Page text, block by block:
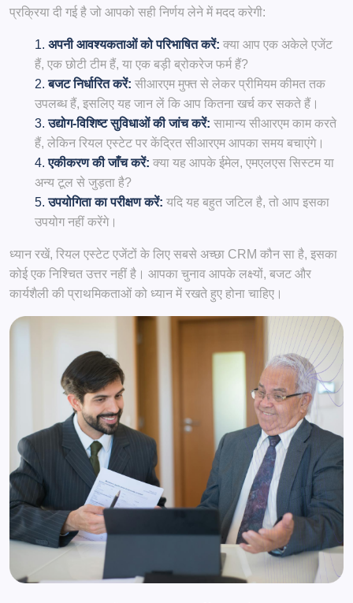
प्रक्रिया दी गई है जो आपको सही निर्णय लेने में मदद करेगी:
अपनी आवश्यकताओं को परिभाषित करें: क्या आप एक अकेले एजेंट
हैं, एक छोटी टीम हैं, या एक बड़ी ब्रोकरेज फर्म हैं?
बजट निर्धारित करें: सीआरएम मुफ्त से लेकर प्रीमियम कीमत तक
उपलब्ध हैं, इसलिए यह जान लें कि आप कितना खर्च कर सकते हैं।
उद्योग-विशिष्ट सुविधाओं की जांच करें: सामान्य सीआरएम काम करते
हैं, लेकिन रियल एस्टेट पर केंद्रित सीआरएम आपका समय बचाएंगे।
एकीकरण की जाँच करें: क्या यह आपके ईमेल, एमएलएस सिस्टम या
अन्य टूल से जुड़ता है?
उपयोगिता का परीक्षण करें: यदि यह बहुत जटिल है, तो आप इसका
उपयोग नहीं करेंगे।
ध्यान रखें, रियल एस्टेट एजेंटों के लिए सबसे अच्छा CRM कौन सा है, इसका
कोई एक निश्चित उत्तर नहीं है। आपका चुनाव आपके लक्ष्यों, बजट और
कार्यशैली की प्राथमिकताओं को ध्यान में रखते हुए होना चाहिए।